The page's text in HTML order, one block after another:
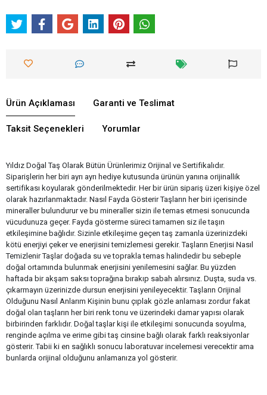
Ürün Açıklaması Garanti ve Teslimat
Taksit Seçenekleri Yorumlar
Yıldız Doğal Taş Olarak Bütün Ürünlerimiz Orijinal ve Sertifikalıdır.
Siparişlerin her biri ayrı ayrı hediye kutusunda ürünün yanına orijinallik
sertifikası koyularak gönderilmektedir. Her bir ürün sipariş üzeri kişiye özel
olarak hazırlanmaktadır. Nasıl Fayda Gösterir Taşların her biri içerisinde
mineraller bulundurur ve bu mineraller sizin ile temas etmesi sonucunda
vücudunuza geçer. Fayda gösterme süreci tamamen siz ile taşın
etkileşimine bağlıdır. Sizinle etkileşime geçen taş zamanla üzerinizdeki
kötü enerjiyi çeker ve enerjisini temizlemesi gerekir. Taşların Enerjisi Nasıl
Temizlenir Taşlar doğada su ve toprakla temas halindedir bu sebeple
doğal ortamında bulunmak enerjisini yenilemesini sağlar. Bu yüzden
haftada bir akşam saksı toprağına bırakıp sabah alırsınız. Duşta, suda vs.
çıkarmayın üzerinizde dursun enerjisini yenileyecektir. Taşların Orijinal
Olduğunu Nasıl Anlarım Kişinin bunu çıplak gözle anlaması zordur fakat
doğal olan taşların her biri renk tonu ve üzerindeki damar yapısı olarak
birbirinden farklıdır. Doğal taşlar kişi ile etkileşimi sonucunda soyulma,
renginde açılma ve erime gibi taş cinsine bağlı olarak farklı reaksiyonlar
gösterir. Tabii ki en sağlıklı sonucu laboratuvar incelemesi verecektir ama
bunlarda orijinal olduğunu anlamanıza yol gösterir.